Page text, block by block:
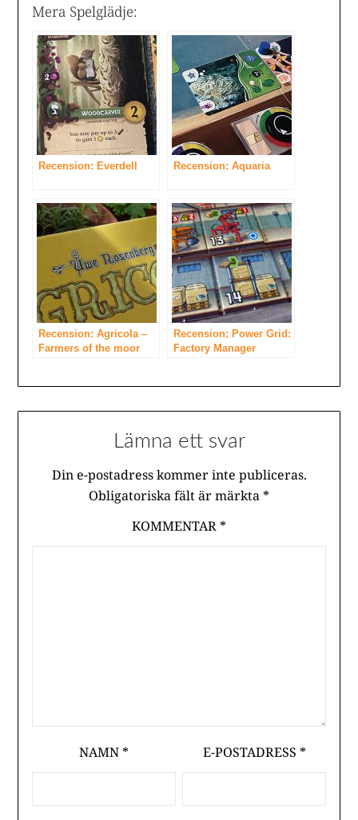
Mera Spelglädje:
Recension: Everdell Recension: Aquaria
Recension: Agricola –
Farmers of the moor
Recension: Power Grid:
Factory Manager
Lämna ett svar
Din e-postadress kommer inte publiceras.
Obligatoriska fält är märkta*
KOMMENTAR*
NAMN* E-POSTADRESS *